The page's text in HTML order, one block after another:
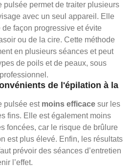
pulsée permet de traiter plusieurs
avec un seul appareil. Elle
façon progressive et évite
ou de la cire. Cette méthode
en plusieurs séances et peut
de poils et de peaux, sous
de l'épilation à la
pulsée est moins efficace sur les
fins. Elle est également moins
foncées, car le risque de brûlure
est plus élevé. Enfin, les résultats
prévoir des séances d’entretien
l’effet.